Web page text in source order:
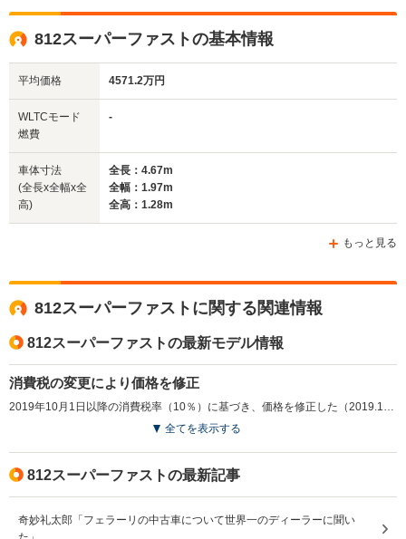
サイズ
(全長x全幅x全高)
WLTCモード
燃費
排気量
駆動方式
1.27m
6262cc
FR
全高
1.28m
6496cc
FR
6496cc
FR
812スーパーファストの基本情報
平均価格 4571.2万円
WLTCモード
燃費
-
車体寸法
(全長x全幅x全
高)
全長：4.67m
全幅：1.97m
全高：1.28m
もっと見る
812スーパーファストに関する関連情報
812スーパーファストの最新モデル情報
消費税の変更により価格を修正
2019年10月1日以降の消費税率（10％）に基づき、価格を修正した（2019.10）
全てを表示する
812スーパーファストの最新記事
奇妙礼太郎「フェラーリの中古車について世界一のディーラーに聞い